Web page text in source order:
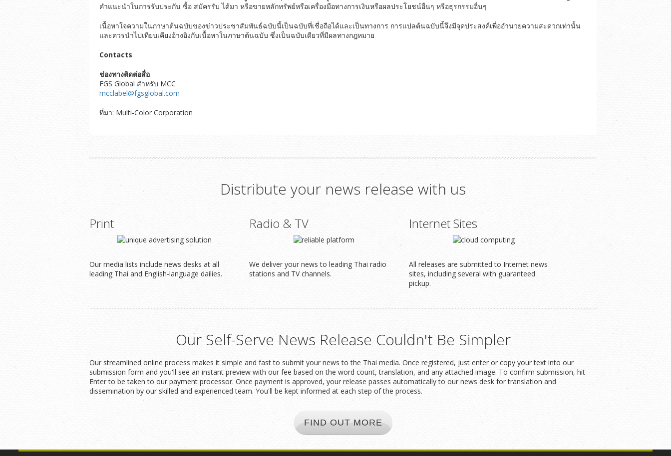
คำแนะนำในการรับประกัน ซื้อ สมัครรับ ได้มา หรือขายหลักทรัพย์หรือเครื่องมือทางการเงินหรือผลประโยชน์อื่นๆ หรือธุรกรรมอื่นๆ
เนื้อหาใจความในภาษาต้นฉบับของข่าวประชาสัมพันธ์ฉบับนี้เป็นฉบับที่เชื่อถือได้และเป็นทางการ การแปลต้นฉบับนี้จึงมีจุดประสงค์เพื่ออำนวยความสะดวกเท่านั้น
และควรนำไปเทียบเคียงอ้างอิงกับเนื้อหาในภาษาต้นฉบับ ซึ่งเป็นฉบับเดียวที่มีผลทางกฎหมาย
Contacts
ช่องทางติดต่อสื่อ
FGS Global สำหรับ MCC
mcclabel@fgsglobal.com
ที่มา: Multi-Color Corporation
Distribute your news release with us
Print
Our media lists include news desks at all
leading Thai and English-language dailies.
Radio & TV
We deliver your news to leading Thai radio
stations and TV channels.
Internet Sites
All releases are submitted to Internet news
sites, including several with guaranteed
pickup.
Our Self-Serve News Release Couldn't Be Simpler
Our streamlined online process makes it simple and fast to submit your news to the Thai media. Once registered, just enter or copy your text into our
submission form and you'll see an instant preview with our fee based on the word count, translation, and any attached image. To confirm submission, hit
Enter to be taken to our payment processor. Once payment is approved, your release passes automatically to our news desk for translation and
dissemination by our skilled and experienced team. You'll be kept informed at each step of the process.
FIND OUT MORE